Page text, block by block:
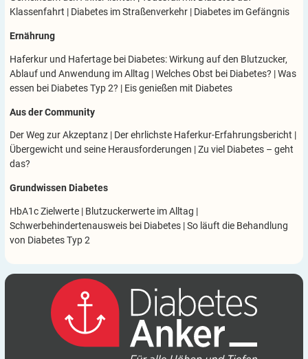
Klassenfahrt | Diabetes im Straßenverkehr | Diabetes im Gefängnis
Ernährung
Haferkur und Hafertage bei Diabetes: Wirkung auf den Blutzucker,
Ablauf und Anwendung im Alltag |Welches Obst bei Diabetes? |Was
essen bei Diabetes Typ 2? | Eis genießen mit Diabetes
Aus der Community
Der Weg zur Akzeptanz | Der ehrlichste Haferkur-Erfahrungsbericht |
Übergewicht und seine Herausforderungen |Zu viel Diabetes – geht
das?
Grundwissen Diabetes
HbA1c Zielwerte | Blutzuckerwerte im Alltag |
Schwerbehindertenausweis bei Diabetes |So läuft die Behandlung
von Diabetes Typ 2